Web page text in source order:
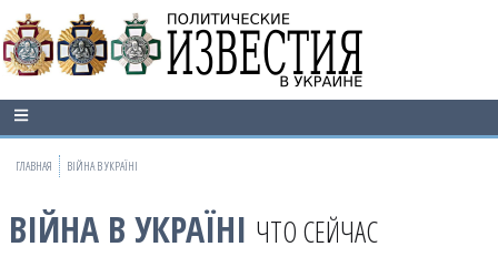
ГЛАВНАЯ ВІЙНА В УКРАЇНІ
ВІЙНА В УКРАЇНІ ЧТО СЕЙЧАС